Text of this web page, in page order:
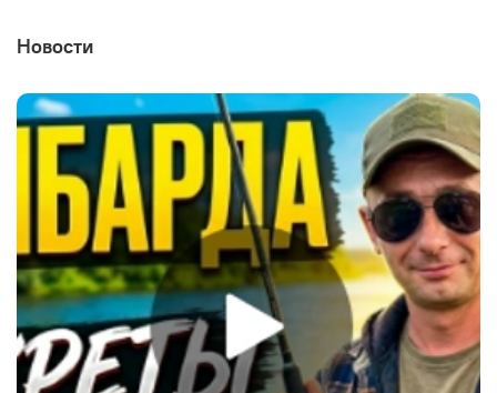
Новости